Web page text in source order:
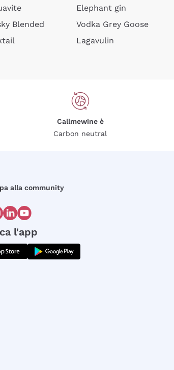
Blended
Elephant gin
Vodka Grey Goose
Lagavulin
Callmewine è
Carbon neutral
alla community
l'app